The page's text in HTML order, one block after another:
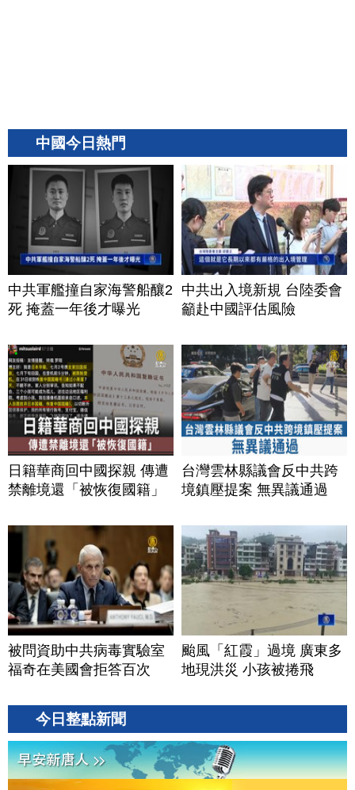
中國今日熱門
中共軍艦撞自家海警船釀2
死 掩蓋一年後才曝光
中共出入境新規 台陸委會
籲赴中國評估風險
日籍華商回中國探親 傳遭
禁離境還「被恢復國籍」
台灣雲林縣議會反中共跨
境鎮壓提案 無異議通過
被問資助中共病毒實驗室
福奇在美國會拒答百次
颱風「紅霞」過境 廣東多
地現洪災 小孩被捲飛
今日整點新聞